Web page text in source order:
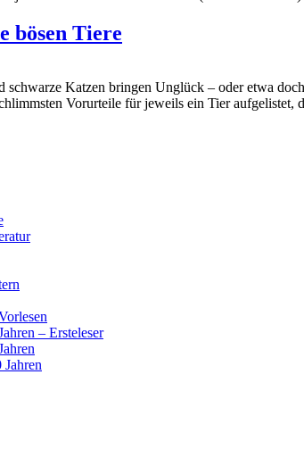
bösen Tiere
schwarze Katzen bringen Unglück – oder etwa
Vorurteile für jeweils ein Tier aufgelistet,
– Ersteleser